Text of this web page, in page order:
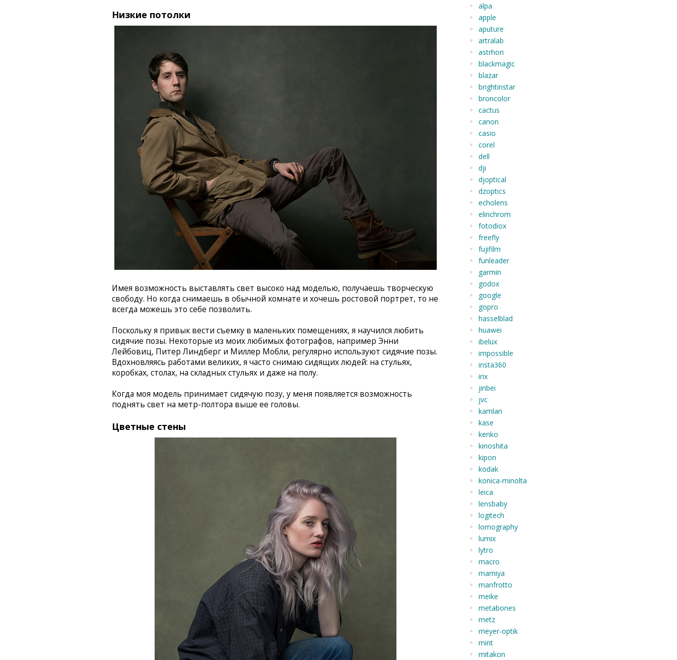
Низкие потолки
Имея возможность выставлять свет высоко над моделью, получаешь творческую
свободу. Но когда снимаешь в обычной комнате и хочешь ростовой портрет, то не
всегда можешь это себе позволить.
Поскольку я привык вести съемку в маленьких помещениях, я научился любить
сидячие позы. Некоторые из моих любимых фотографов, например Энни
Лейбовиц, Питер Линдберг и Миллер Мобли, регулярно используют сидячие позы.
Вдохновляясь работами великих, я часто снимаю сидящих людей: на стульях,
коробках, столах, на складных стульях и даже на полу.
Когда моя модель принимает сидячую позу, у меня появляется возможность
поднять свет на метр-полтора выше ее головы.
Цветные стены
alpa
apple
aputure
artralab
astrhori
blackmagic
blazar
brightinstar
broncolor
cactus
canon
casio
corel
dell
dji
djoptical
dzoptics
echolens
elinchrom
fotodiox
freefly
fujifilm
funleader
garmin
godox
google
gopro
hasselblad
huawei
ibelux
impossible
insta360
irix
jinbei
jvc
kamlan
kase
kenko
kinoshita
kipon
kodak
konica-minolta
leica
lensbaby
logitech
lomography
lumix
lytro
macro
mamiya
manfrotto
meike
metabones
metz
meyer-optik
mint
mitakon